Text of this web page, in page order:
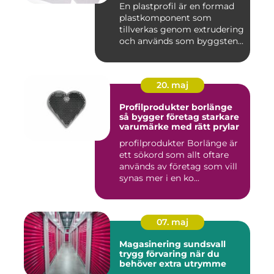
En plastprofil är en formad
plastkomponent som
tillverkas genom extrudering
och används som byggsten...
20. maj
Profilprodukter borlänge
så bygger företag starkare
varumärke med rätt prylar
profilprodukter Borlänge är
ett sökord som allt oftare
används av företag som vill
synas mer i en ko...
07. maj
Magasinering sundsvall
trygg förvaring när du
behöver extra utrymme